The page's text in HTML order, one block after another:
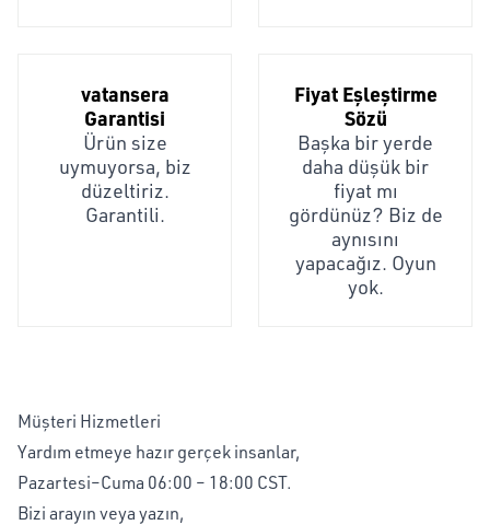
vatansera
Garantisi
Ürün size
uymuyorsa, biz
düzeltiriz.
Garantili.
Fiyat Eşleştirme
Sözü
Başka bir yerde
daha düşük bir
fiyat mı
gördünüz? Biz de
aynısını
yapacağız. Oyun
yok.
Müşteri Hizmetleri
Yardım etmeye hazır gerçek insanlar,
Pazartesi–Cuma 06:00 – 18:00 CST.
Bizi arayın veya yazın,